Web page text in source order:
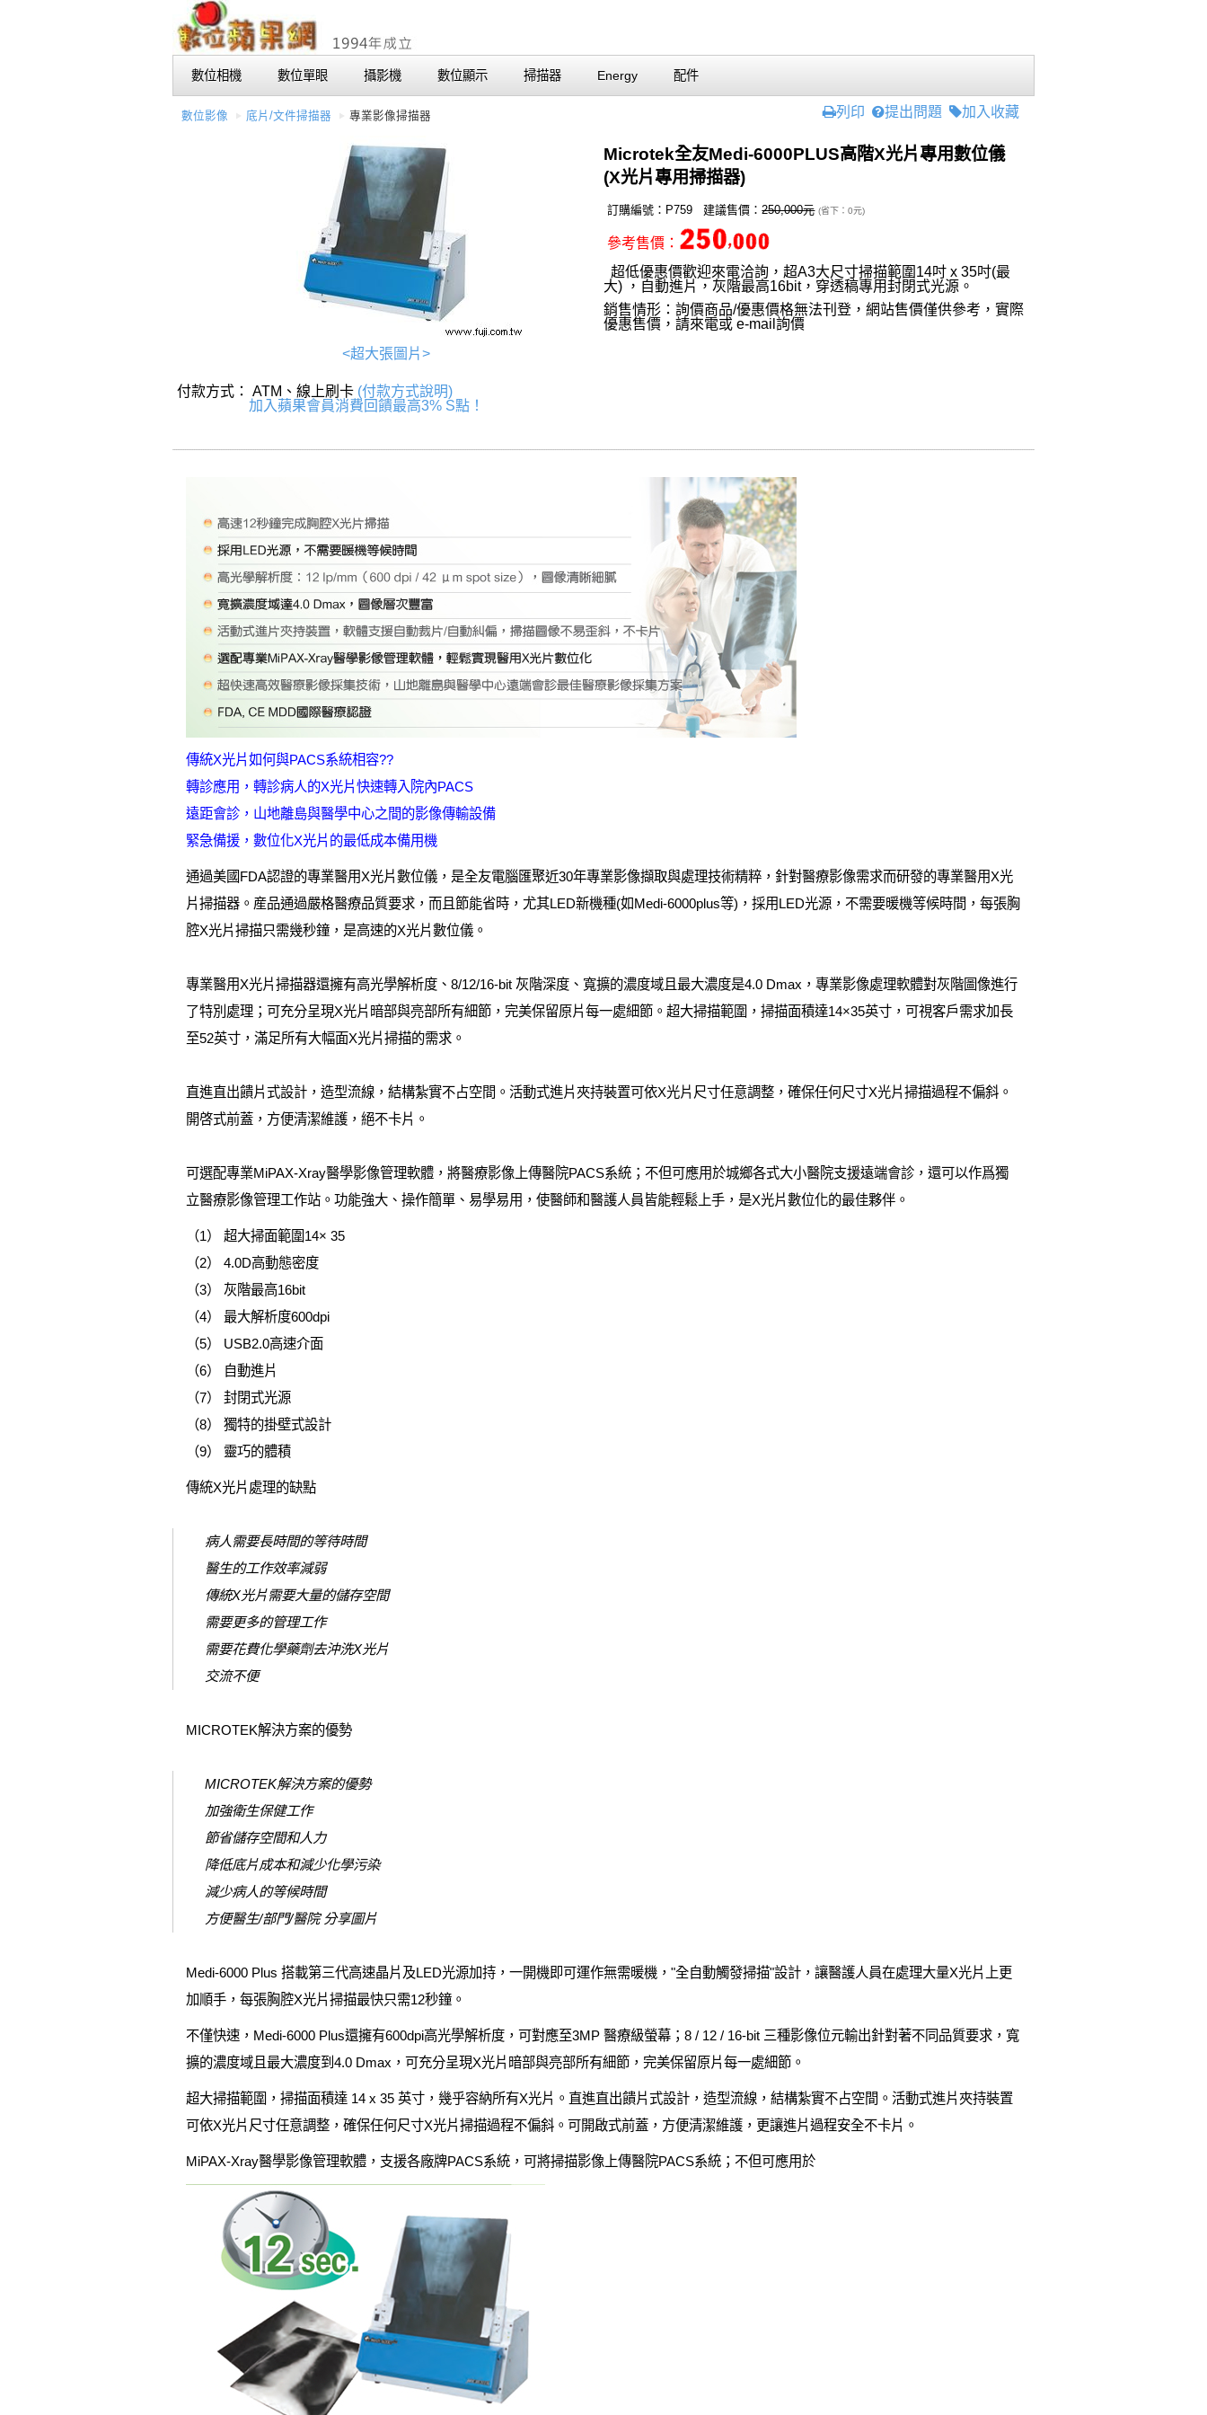
數位相機 數位單眼 攝影機 數位顯示 掃描器 Energy 配件
數位影像 底片/文件掃描器 專業影像掃描器
<超大張圖片>
付款方式： ATM、線上刷卡 (付款方式說明)
加入蘋果會員消費回饋最高3% S點！
列印 提出問題 加入收藏
Microtek全友Medi-6000PLUS高階X光片專用數位儀
(X光片專用掃描器)
訂購編號：P759 建議售價：250,000元 (省下：0元)
參考售價：
超低優惠價歡迎來電洽詢，超A3大尺寸掃描範圍14吋 x 35吋(最
大) ，自動進片，灰階最高16bit，穿透稿專用封閉式光源。
銷售情形：詢價商品/優惠價格無法刊登，網站售價僅供參考，實際
優惠售價，請來電或 e-mail詢價
傳統X光片如何與PACS系統相容??
轉診應用，轉診病人的X光片快速轉入院內PACS
遠距會診，山地離島與醫學中心之間的影像傳輸設備
緊急備援，數位化X光片的最低成本備用機
通過美國FDA認證的專業醫用X光片數位儀，是全友電腦匯聚近30年專業影像擷取與處理技術精粹，針對醫療影像需求而研發的專業醫用X光
片掃描器。産品通過嚴格醫療品質要求，而且節能省時，尤其LED新機種(如Medi-6000plus等)，採用LED光源，不需要暖機等候時間，每張胸
腔X光片掃描只需幾秒鐘，是高速的X光片數位儀。
專業醫用X光片掃描器還擁有高光學解析度、8/12/16-bit 灰階深度、寬擴的濃度域且最大濃度是4.0 Dmax，專業影像處理軟體對灰階圖像進行
了特別處理；可充分呈現X光片暗部與亮部所有細節，完美保留原片每一處細節。超大掃描範圍，掃描面積達14×35英寸，可視客戶需求加長
至52英寸，滿足所有大幅面X光片掃描的需求。
直進直出饋片式設計，造型流線，結構紮實不占空間。活動式進片夾持裝置可依X光片尺寸任意調整，確保任何尺寸X光片掃描過程不偏斜。
開啓式前蓋，方便清潔維護，絕不卡片。
可選配專業MiPAX-Xray醫學影像管理軟體，將醫療影像上傳醫院PACS系統；不但可應用於城鄉各式大小醫院支援遠端會診，還可以作爲獨
立醫療影像管理工作站。功能強大、操作簡單、易學易用，使醫師和醫護人員皆能輕鬆上手，是X光片數位化的最佳夥伴。
（1） 超大掃面範圍14× 35
（2） 4.0D高動態密度
（3） 灰階最高16bit
（4） 最大解析度600dpi
（5） USB2.0高速介面
（6） 自動進片
（7） 封閉式光源
（8） 獨特的掛壁式設計
（9） 靈巧的體積
傳統X光片處理的缺點
病人需要長時間的等待時間
醫生的工作效率減弱
傳統X光片需要大量的儲存空間
需要更多的管理工作
需要花費化學藥劑去沖洗X光片
交流不便
MICROTEK解決方案的優勢
MICROTEK解決方案的優勢
加強衛生保健工作
節省儲存空間和人力
降低底片成本和減少化學污染
減少病人的等候時間
方便醫生/部門/醫院 分享圖片
Medi-6000 Plus 搭載第三代高速晶片及LED光源加持，一開機即可運作無需暖機，"全自動觸發掃描"設計，讓醫護人員在處理大量X光片上更
加順手，每張胸腔X光片掃描最快只需12秒鐘。
不僅快速，Medi-6000 Plus還擁有600dpi高光學解析度，可對應至3MP 醫療級螢幕；8 / 12 / 16-bit 三種影像位元輸出針對著不同品質要求，寬
擴的濃度域且最大濃度到4.0 Dmax，可充分呈現X光片暗部與亮部所有細節，完美保留原片每一處細節。
超大掃描範圍，掃描面積達 14 x 35 英寸，幾乎容納所有X光片。直進直出饋片式設計，造型流線，結構紮實不占空間。活動式進片夾持裝置
可依X光片尺寸任意調整，確保任何尺寸X光片掃描過程不偏斜。可開啟式前蓋，方便清潔維護，更讓進片過程安全不卡片。
MiPAX-Xray醫學影像管理軟體，支援各廠牌PACS系統，可將掃描影像上傳醫院PACS系統；不但可應用於